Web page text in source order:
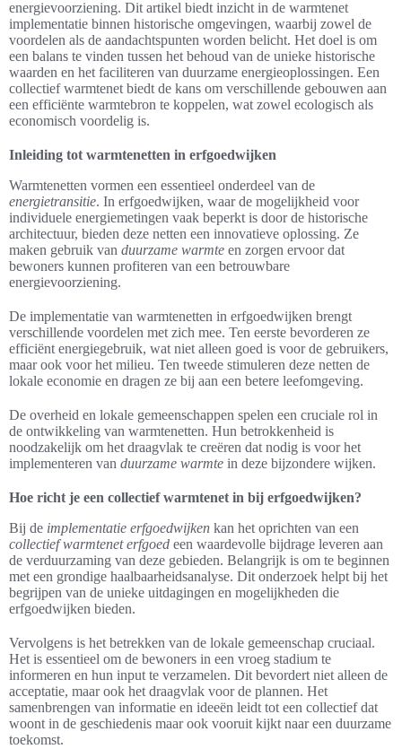
energievoorziening. Dit artikel biedt inzicht in de warmtenet
implementatie binnen historische omgevingen, waarbij zowel de
voordelen als de aandachtspunten worden belicht. Het doel is om
een balans te vinden tussen het behoud van de unieke historische
waarden en het faciliteren van duurzame energieoplossingen. Een
collectief warmtenet biedt de kans om verschillende gebouwen aan
een efficiënte warmtebron te koppelen, wat zowel ecologisch als
economisch voordelig is.
Inleiding tot warmtenetten in erfgoedwijken
Warmtenetten vormen een essentieel onderdeel van de
energietransitie. In erfgoedwijken, waar de mogelijkheid voor
individuele energiemetingen vaak beperkt is door de historische
architectuur, bieden deze netten een innovatieve oplossing. Ze
maken gebruik van duurzame warmte en zorgen ervoor dat
bewoners kunnen profiteren van een betrouwbare
energievoorziening.
De implementatie van warmtenetten in erfgoedwijken brengt
verschillende voordelen met zich mee. Ten eerste bevorderen ze
efficiënt energiegebruik, wat niet alleen goed is voor de gebruikers,
maar ook voor het milieu. Ten tweede stimuleren deze netten de
lokale economie en dragen ze bij aan een betere leefomgeving.
De overheid en lokale gemeenschappen spelen een cruciale rol in
de ontwikkeling van warmtenetten. Hun betrokkenheid is
noodzakelijk om het draagvlak te creëren dat nodig is voor het
implementeren van duurzame warmte in deze bijzondere wijken.
Hoe richt je een collectief warmtenet in bij erfgoedwijken?
Bij de implementatie erfgoedwijken kan het oprichten van een
collectief warmtenet erfgoed een waardevolle bijdrage leveren aan
de verduurzaming van deze gebieden. Belangrijk is om te beginnen
met een grondige haalbaarheidsanalyse. Dit onderzoek helpt bij het
begrijpen van de unieke uitdagingen en mogelijkheden die
erfgoedwijken bieden.
Vervolgens is het betrekken van de lokale gemeenschap cruciaal.
Het is essentieel om de bewoners in een vroeg stadium te
informeren en hun input te verzamelen. Dit bevordert niet alleen de
acceptatie, maar ook het draagvlak voor de plannen. Het
samenbrengen van informatie en ideeën leidt tot een collectief dat
woont in de geschiedenis maar ook vooruit kijkt naar een duurzame
toekomst.